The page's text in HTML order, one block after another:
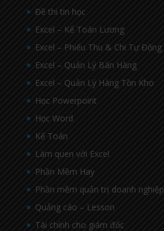
Đề thi tin học
Excel – Kế Toán Lương
Excel – Phiếu Thu & Chi Tự Động
Excel – Quản Lý Bán Hàng
Excel – Quản Lý Hàng Tồn Kho
Học Powerpoint
Học Word
Kế Toán
Làm quen với Excel
Phần Mềm Hay
Phần mềm quản trị doanh nghiệp
Quảng cáo – Lesson
Tài chính cho giám đốc